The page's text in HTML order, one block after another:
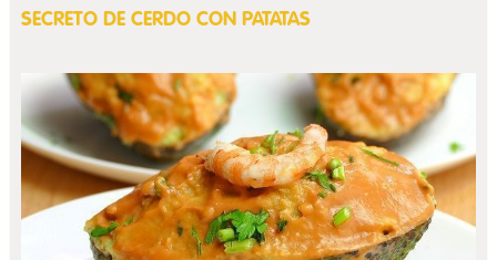
SECRETO DE CERDO CON PATATAS